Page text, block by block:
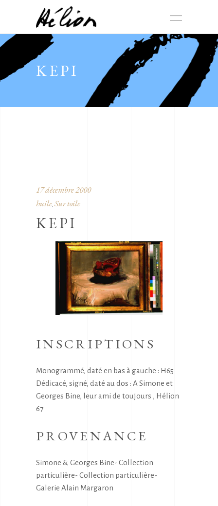
KEPI
17 décembre 2000
huile, Sur toile
KEPI
INSCRIPTIONS
Monogrammé, daté en bas à gauche : H65
Dédicacé, signé, daté au dos : A Simone et
Georges Bine, leur ami de toujours , Hélion
67
PROVENANCE
Simone & Georges Bine- Collection
particulière- Collection particulière-
Galerie Alain Margaron